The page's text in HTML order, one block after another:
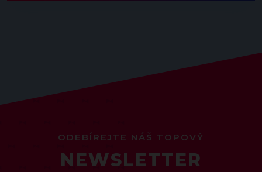
ODEBÍREJTE NÁŠ TOPOVÝ
NEWSLETTER